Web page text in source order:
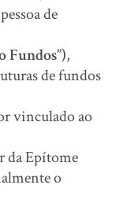
de
Fundos”),
de fundos
vinculado ao
da Epítome
o